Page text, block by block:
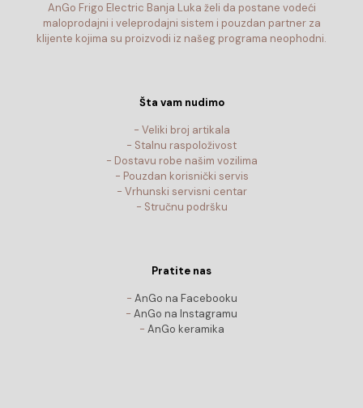
AnGo Frigo Electric Banja Luka želi da postane vodeći
maloprodajni i veleprodajni sistem i pouzdan partner za
klijente kojima su proizvodi iz našeg programa neophodni.
Šta vam nudimo
- Veliki broj artikala
- Stalnu raspoloživost
- Dostavu robe našim vozilima
- Pouzdan korisnički servis
- Vrhunski servisni centar
- Stručnu podršku
Pratite nas
- AnGo na Facebooku
- AnGo na Instagramu
- AnGo keramika